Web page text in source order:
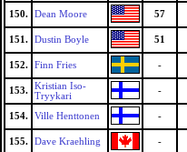
150. Dean Moore 57
151. Dustin Boyle 51
152. Finn Fries -
153.
Kristian Iso-
Tryykari
-
154. Ville Henttonen -
155. Dave Kraehling -